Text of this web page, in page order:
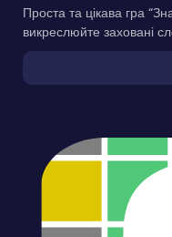
Проста та цікава гра
викреслюйте заховані